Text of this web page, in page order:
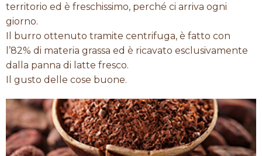
territorio ed è freschissimo, perché ci arriva ogni
giorno.
Il burro ottenuto tramite centrifuga, è fatto con
l’82% di materia grassa ed è ricavato esclusivamente
dalla panna di latte fresco.
Il gusto delle cose buone.